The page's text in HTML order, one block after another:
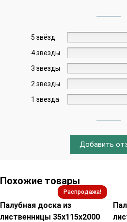
5 звёзд
4 звезды
3 звезды
2 звезды
1 звезда
Добавить
Похожие товары
Распродажа!
Палубная доска из
лиственницы 35х115х2000